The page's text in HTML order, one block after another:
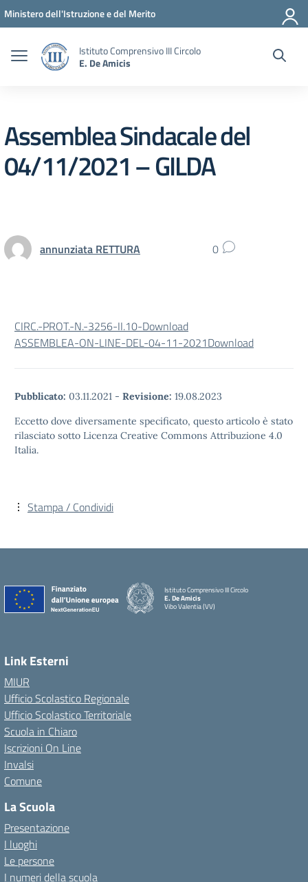
Vai ai contenuti
Vai al menu di navigazione
Vai al footer
Ministero dell'Istruzione e del Merito
Istituto Comprensivo III Circolo
E. De Amicis
Assemblea Sindacale del
04/11/2021 – GILDA
annunziata RETTURA 0
CIRC.-PROT.-N.-3256-II.10-Download
ASSEMBLEA-ON-LINE-DEL-04-11-2021Download
Pubblicato: 03.11.2021 - Revisione: 19.08.2023
Eccetto dove diversamente specificato, questo articolo è stato
rilasciato sotto Licenza Creative Commons Attribuzione 4.0
Italia.
Stampa / Condividi
Istituto Comprensivo III Circolo
E. De Amicis
Vibo Valentia (VV)
Link Esterni
MIUR
Ufficio Scolastico Regionale
Ufficio Scolastico Territoriale
Scuola in Chiaro
Iscrizioni On Line
Invalsi
Comune
La Scuola
Presentazione
I luoghi
Le persone
I numeri della scuola